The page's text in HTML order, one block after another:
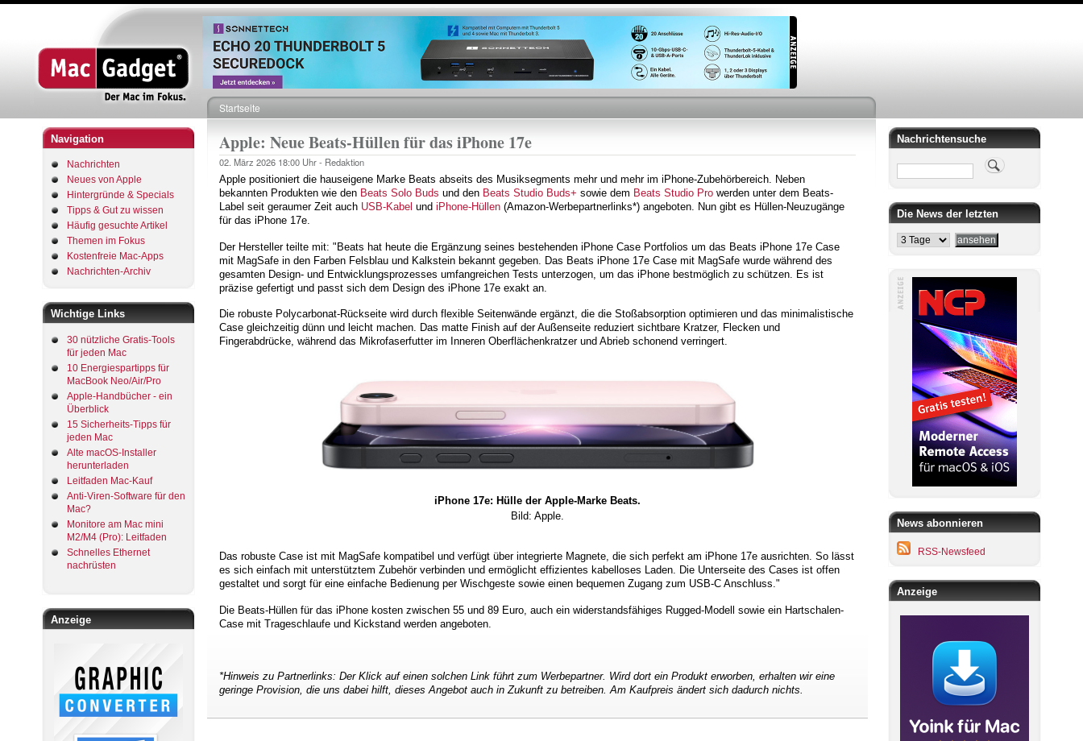
Direkt
zum
Inhalt
Navigation
Nachrichten
Neues von Apple
Hintergründe & Specials
Tipps & Gut zu wissen
Häufig gesuchte Artikel
Themen im Fokus
Kostenfreie Mac-Apps
Nachrichten-Archiv
Wichtige Links
30 nützliche Gratis-Tools
für jeden Mac
10 Energiespartipps für
MacBook Neo/Air/Pro
Apple-Handbücher - ein
Überblick
15 Sicherheits-Tipps für
jeden Mac
Alte macOS-Installer
herunterladen
Leitfaden Mac-Kauf
Anti-Viren-Software für den
Mac?
Monitore am Mac mini
M2/M4 (Pro): Leitfaden
Schnelles Ethernet
nachrüsten
Anzeige
Pfadnavigation
Startseite
Apple: Neue Beats-Hüllen für das iPhone 17e
02. März 2026 18:00 Uhr - Redaktion
Apple positioniert die hauseigene Marke Beats abseits des Musiksegments mehr und mehr im iPhone-Zubehörbereich. Neben
bekannten Produkten wie den Beats Solo Buds und den Beats Studio Buds+ sowie dem Beats Studio Pro werden unter dem Beats-
Label seit geraumer Zeit auch USB-Kabel und iPhone-Hüllen (Amazon-Werbepartnerlinks*) angeboten. Nun gibt es Hüllen-Neuzugänge
für das iPhone 17e.
Der Hersteller teilte mit: "Beats hat heute die Ergänzung seines bestehenden iPhone Case Portfolios um das Beats iPhone 17e Case
mit MagSafe in den Farben Felsblau und Kalkstein bekannt gegeben. Das Beats iPhone 17e Case mit MagSafe wurde während des
gesamten Design- und Entwicklungsprozesses umfangreichen Tests unterzogen, um das iPhone bestmöglich zu schützen. Es ist
präzise gefertigt und passt sich dem Design des iPhone 17e exakt an.
Die robuste Polycarbonat-Rückseite wird durch flexible Seitenwände ergänzt, die die Stoßabsorption optimieren und das minimalistische
Case gleichzeitig dünn und leicht machen. Das matte Finish auf der Außenseite reduziert sichtbare Kratzer, Flecken und
Fingerabdrücke, während das Mikrofaserfutter im Inneren Oberflächenkratzer und Abrieb schonend verringert.
iPhone 17e: Hülle der Apple-Marke Beats.
Bild: Apple.
Das robuste Case ist mit MagSafe kompatibel und verfügt über integrierte Magnete, die sich perfekt am iPhone 17e ausrichten. So lässt
es sich einfach mit unterstütztem Zubehör verbinden und ermöglicht effizientes kabelloses Laden. Die Unterseite des Cases ist offen
gestaltet und sorgt für eine einfache Bedienung per Wischgeste sowie einen bequemen Zugang zum USB-C Anschluss."
Die Beats-Hüllen für das iPhone kosten zwischen 55 und 89 Euro, auch ein widerstandsfähiges Rugged-Modell sowie ein Hartschalen-
Case mit Trageschlaufe und Kickstand werden angeboten.
*Hinweis zu Partnerlinks: Der Klick auf einen solchen Link führt zum Werbepartner. Wird dort ein Produkt erworben, erhalten wir eine
geringe Provision, die uns dabei hilft, dieses Angebot auch in Zukunft zu betreiben. Am Kaufpreis ändert sich dadurch nichts.
Nachrichtensuche
Suche
Die News der letzten
News abonnieren
RSS-Newsfeed
Anzeige